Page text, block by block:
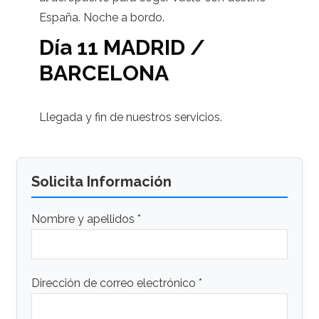
España. Noche a bordo.
Día 11 MADRID /
BARCELONA
Llegada y fin de nuestros servicios.
Solicita Información
Nombre y apellidos *
Dirección de correo electrónico *